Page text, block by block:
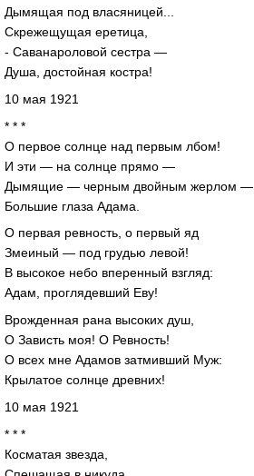
Дымящая под власяницей...
Скрежещущая еретица,
- Саванароловой сестра —
Душа, достойная костра!
10 мая 1921
* * *
О первое солнце над первым лбом!
И эти — на солнце прямо —
Дымящие — черным двойным жерлом —
Большие глаза Адама.
О первая ревность, о первый яд
Змеиный — под грудью левой!
В высокое небо вперенный взгляд:
Адам, проглядевший Еву!
Врожденная рана высоких душ,
О Зависть моя! О Ревность!
О всех мне Адамов затмивший Муж:
Крылатое солнце древних!
10 мая 1921
* * *
Косматая звезда,